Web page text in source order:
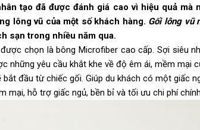
tạo đã được đánh giá cao vì hiệu quả
lông vũ của một số khách hàng. Gối lông vũ
sạn trong nhiều năm qua.
chọn là bông Microfiber cao cấp. Sợi siêu
những yêu cầu khắt khe về độ êm ái, mềm mại
đầu từ chiếc gối. Giúp du khách có một giấc
mại, hỗ trợ giấc ngủ, bền bỉ và tối ưu chi phí